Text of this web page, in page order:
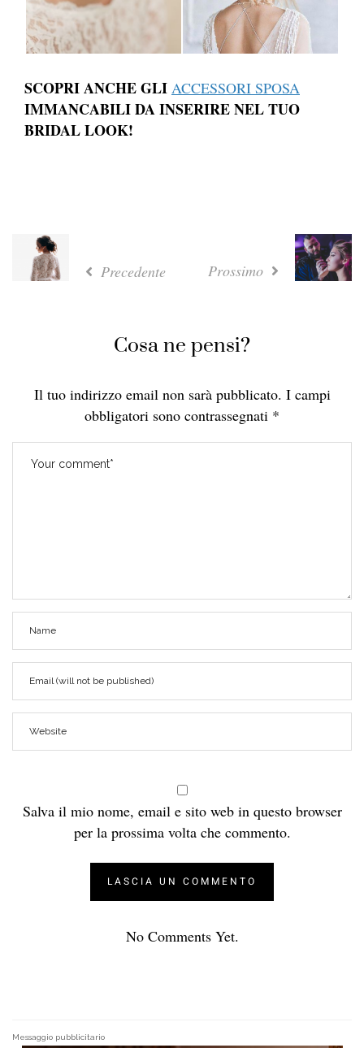
SCOPRI ANCHE GLI ACCESSORI SPOSA
IMMANCABILI DA INSERIRE NEL TUO
BRIDAL LOOK!
Precedente Prossimo
Cosa ne pensi?
Il tuo indirizzo email non sarà pubblicato. I campi
obbligatori sono contrassegnati *
Salva il mio nome, email e sito web in questo browser
per la prossima volta che commento.
No Comments Yet.
Messaggio pubblicitario